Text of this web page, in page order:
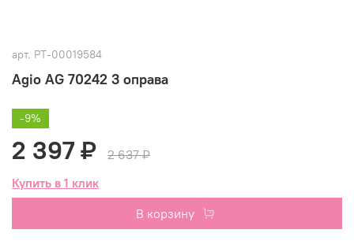
арт. РТ-00019584
Agio AG 70242 3 оправа
-9%
2 397 ₽
2 637 ₽
Купить в 1 клик
В корзину